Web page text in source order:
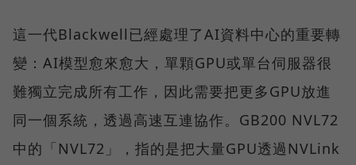
這一代Blackwell已經處理了AI資料中心的重要轉
變：AI模型愈來愈大，單顆GPU或單台伺服器很
難獨立完成所有工作，因此需要把更多GPU放進
同一個系統，透過高速互連協作。GB200 NVL72
中的「NVL72」，指的是把大量GPU透過NVLink